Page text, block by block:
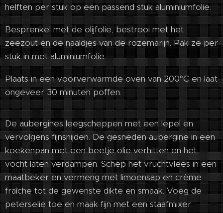
helften per stuk op een passend stuk aluminiumfolie.
Besprenkel met de olijfolie, bestrooi met het
zeezout en de naaldjes van de rozemarijn. Pak ze per
stuk in met aluminiumfolie.
Plaats in een voorverwarmde oven van 200°C en laat
ongeveer 30 minuten poffen.
De aubergines leegscheppen met een lepel en
vervolgens fijnsnijden. De gesneden aubergine in een
koekenpan met een beetje olie verhitten en het
vocht laten verdampen. Schep het vruchtvlees in een
maatbeker en vermeng met limoensap en crème
fraîche tot de gewenste dikte en smaak. Voeg de
peterselie toe en maak fijn met een staafmixer.